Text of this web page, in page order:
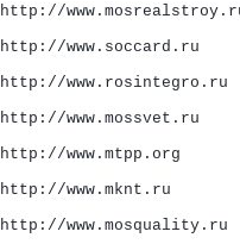
http://
http://www.soccard.ru
http://www.rosintegro.ru
http://www.mossvet.ru
http://www.mtpp.org
http://www.mknt.ru
http://www.mosquality.ru